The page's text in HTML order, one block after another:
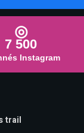
◎
7 500
Instagram
trail